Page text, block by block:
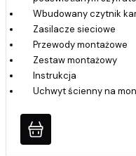
Wbudowany czytnik
Zasilacze sieciowe
Przewody montażowe
Zestaw montażowy
Instrukcja
Uchwyt ścienny na